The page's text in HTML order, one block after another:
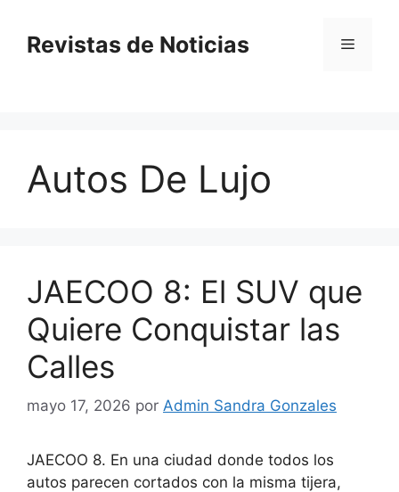
contenido
Revistas de Noticias Menú
Autos De Lujo
JAECOO 8: El SUV que
Quiere Conquistar las
Calles
mayo 17, 2026 por Admin Sandra Gonzales
JAECOO 8. En una ciudad donde todos los
autos parecen cortados con la misma tijera,